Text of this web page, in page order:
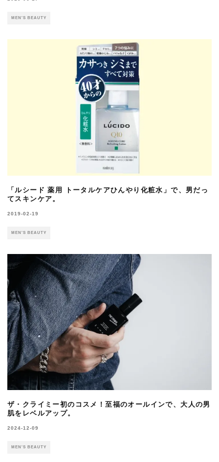
MEN'S BEAUTY
「ルシード 薬用 トータルケアひんやり化粧水」で、男だっ
てスキンケア。
2019-02-19
MEN'S BEAUTY
ザ・クライミー初のコスメ！至福のオールインで、大人の男
肌をレベルアップ。
2024-12-09
MEN'S BEAUTY